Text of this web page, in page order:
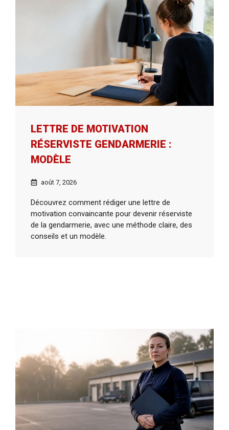
LETTRE DE MOTIVATION
RÉSERVISTE GENDARMERIE :
MODÈLE
août 7, 2026
Découvrez comment rédiger une lettre de
motivation convaincante pour devenir réserviste
de la gendarmerie, avec une méthode claire, des
conseils et un modèle.